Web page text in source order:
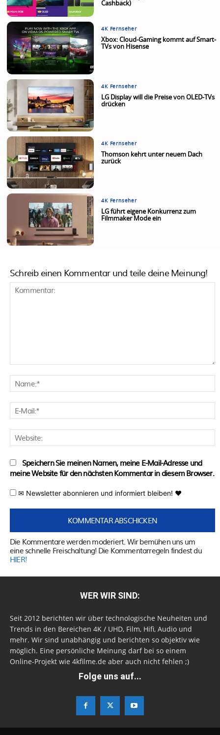
Cashback)
4K Fernseher
Xbox: Cloud-Gaming kommt auf Smart-
TVs von Hisense
4K Fernseher
LG Display will die Preise von OLED-TVs
drücken
4K Fernseher
Thomson kehrt unter neuem Dach
zurück
4K Fernseher
LG führt eigene Konkurrenz zum
Filmmaker Mode ein
Schreib einen Kommentar und teile deine Meinung!
Speichern Sie meinen Namen, meine E-Mail-Adresse und
meine Website für den nächsten Kommentar in diesem Browser.
✉ Newsletter abonnieren und informiert bleiben! ♥
Die Kommentare werden moderiert. Wir bemühen uns um
eine schnelle Freischaltung! Die Kommentarregeln findest du
HIER!
WER WIR SIND:
Seit 2012 berichten wir über technologische Neuheiten und
Trends in den Bereichen 4K / UHD, Film, Hifi, Audio und
mehr. Wir sind unabhängig und berichten so objektiv wie
möglich. Eine persönliche Meinung darf bei so einem
Online-Projekt wie 4kfilme.de aber auch nicht fehlen ;)
Folge uns auf...